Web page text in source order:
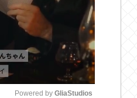
Powered by GliaStudios